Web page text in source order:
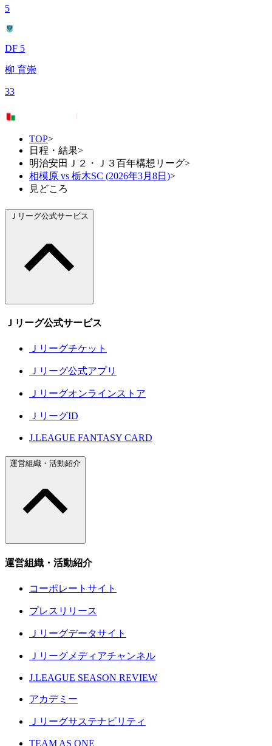
5
DF 5
柳 育崇
33
TOP>
日程・結果>
明治安田Ｊ２・Ｊ３百年構想リーグ>
相模原 vs 栃木SC (2026年3月8日)>
見どころ
Ｊリーグ公式サービス
Ｊリーグ公式サービス
Ｊリーグチケット
Ｊリーグ公式アプリ
Ｊリーグオンラインストア
ＪリーグID
J.LEAGUE FANTASY CARD
運営組織・活動紹介
運営組織・活動紹介
コーポレートサイト
プレスリリース
Ｊリーグデータサイト
Ｊリーグメディアチャンネル
J.LEAGUE SEASON REVIEW
アカデミー
Ｊリーグサステナビリティ
TEAM AS ONE